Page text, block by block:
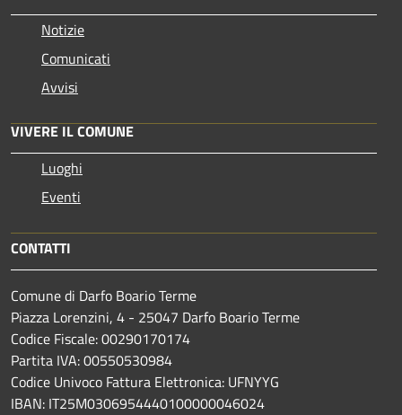
Notizie
Comunicati
Avvisi
VIVERE IL COMUNE
Luoghi
Eventi
CONTATTI
Comune di Darfo Boario Terme
Piazza Lorenzini, 4 - 25047 Darfo Boario Terme
Codice Fiscale: 00290170174
Partita IVA: 00550530984
Codice Univoco Fattura Elettronica: UFNYYG
IBAN: IT25M0306954440100000046024